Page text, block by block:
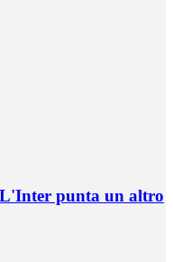
punta un altro